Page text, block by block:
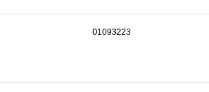
01093223